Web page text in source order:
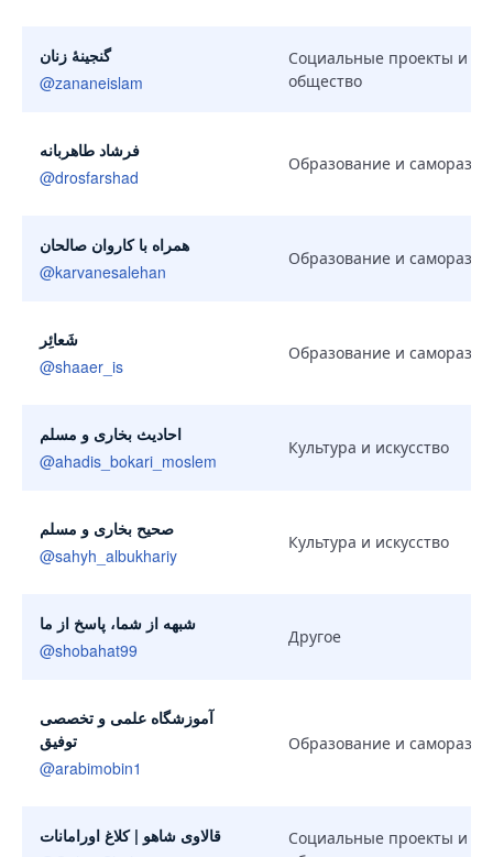
گنجینهٔ زنان
@zananeislam
Социальные проекты и
общество
فرشاد طاهربانه
@drosfarshad
Образование и
همراه با کاروان صالحان
@karvanesalehan
Образование и
شَعائِر
@shaaer_is
Образование и
احادیث بخاری و مسلم
@ahadis_bokari_moslem
Культура и искусство
صحیح بخاری و مسلم
@sahyh_albukhariy
Культура и искусство
شبهه از شما، پاسخ از ما
@shobahat99
Другое
آموزشگاه علمی و تخصصی
توفیق
@arabimobin1
Образование и
قالاوی شاهو | کلاغ اورامانات
Социальные проекты и